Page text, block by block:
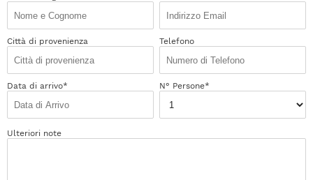
Città di provenienza Telefono
Data di arrivo* N° Persone*
Ulteriori note